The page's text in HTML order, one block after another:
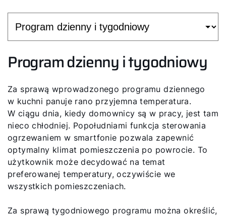
Program dzienny i tygodniowy
Za sprawą wprowadzonego programu dziennego
w kuchni panuje rano przyjemna temperatura.
W ciągu dnia, kiedy domownicy są w pracy, jest tam
nieco chłodniej. Popołudniami funkcja sterowania
ogrzewaniem w smartfonie pozwala zapewnić
optymalny klimat pomieszczenia po powrocie. To
użytkownik może decydować na temat
preferowanej temperatury, oczywiście we
wszystkich pomieszczeniach.
Za sprawą tygodniowego programu można określić,